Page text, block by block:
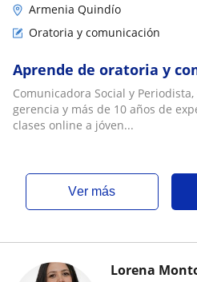
Armenia Quindío
Oratoria y comunicación
Aprende de oratoria y
Comunicadora Social y
gerencia y más de 10 años de
clases online a jóven...
ver más
Lorena